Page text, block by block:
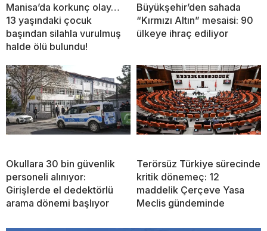
Manisa’da korkunç olay…
13 yaşındaki çocuk
başından silahla vurulmuş
halde ölü bulundu!
Büyükşehir’den sahada
“Kırmızı Altın” mesaisi: 90
ülkeye ihraç ediliyor
Okullara 30 bin güvenlik
personeli alınıyor:
Girişlerde el dedektörlü
arama dönemi başlıyor
Terörsüz Türkiye sürecinde
kritik dönemeç: 12
maddelik Çerçeve Yasa
Meclis gündeminde